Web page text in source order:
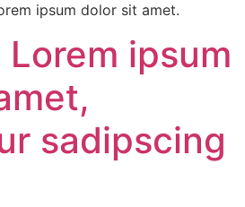
ipsum dolor sit amet.
ipsum
sadipscing